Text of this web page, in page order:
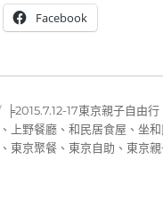
Facebook
分
類
╞2015.7.12-17東京親子自由行
、 上野餐廳 、和民居食屋 、坐和
、 東京聚餐 、 東京自助 、 東京